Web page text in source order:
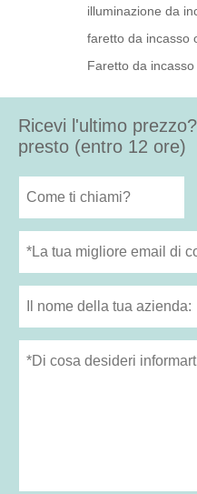
illuminazione da
faretto da incasso
Faretto da
Ricevi l'ultimo
presto (entro 12 ore)